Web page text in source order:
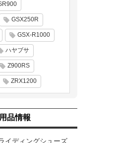
GSX250R
GSX-R1000
ハヤブサ
Z900RS
ZRX1200
品情報
イディングシューズ